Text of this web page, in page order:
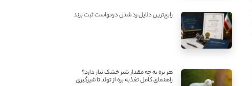
رایج‌ترین دلایل رد شدن درخواست ثبت برند
هر بره به چه مقدار شیر خشک نیاز دارد؟
راهنمای کامل تغذیه بره از تولد تا شیرگیری